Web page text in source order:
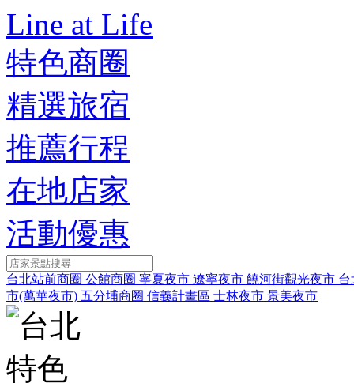
Line at Life
特色商圈
精選旅宿
推薦行程
在地店家
活動優惠
台北站前商圈 公館商圈 寧夏夜市 遼寧夜市 饒河街觀光夜市
市(萬華夜市) 五分埔商圈 信義計畫區 士林夜市 景美夜市